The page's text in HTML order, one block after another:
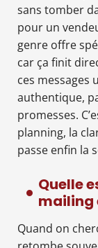
sans tomber
pour un
genre offre
car ça finit
ces messages
authentique,
promesses.
planning, la
passe enfin la
Quelle
mailing
Quand on